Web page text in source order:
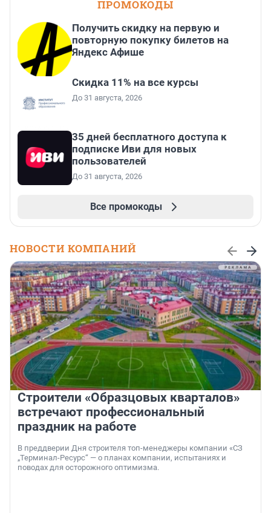
ПРОМОКОДЫ
Получить скидку на первую и
повторную покупку билетов на
Яндекс Афише
Скидка 11% на все курсы
До 31 августа, 2026
35 дней бесплатного доступа к
подписке Иви для новых
пользователей
До 31 августа, 2026
Все промокоды
НОВОСТИ КОМПАНИЙ
Строители «Образцовых кварталов»
встречают профессиональный
праздник на работе
В преддверии Дня строителя топ-менеджеры компании «СЗ
„Терминал-Ресурс“ — о планах компании, испытаниях и
поводах для осторожного оптимизма.